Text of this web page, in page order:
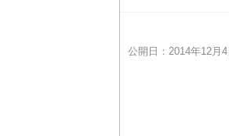
公開日：2014年12月